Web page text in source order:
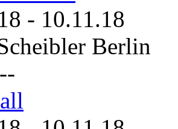
- 10.11.18
Berlin